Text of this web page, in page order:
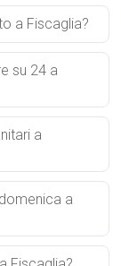
a Fiscaglia?
su 24 a
a
a